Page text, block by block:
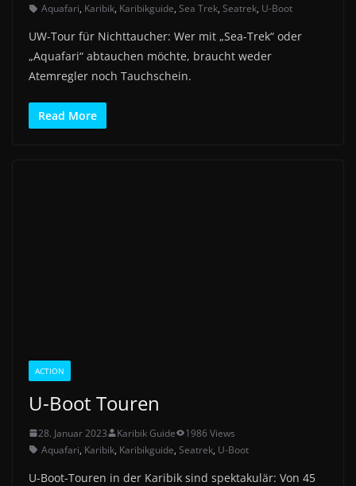
Aquafari, Karibik, Karibikguide, Sea Trek, Seatrek, U-Boot
UW-Tour für Nichttaucher: Wer mit „Sea-Trek“ oder
„Aquafari“ abtauchen möchte, braucht weder
Atemregler noch Tauchschein.
Read More
ACTION
U-Boot Touren
28. Januar 2023 Karibik Guide
1986 Views
Aquafari, Karibik, Karibikguide, Seatrek, U-Boot
U-Boot-Touren in der Karibik sind spektakulär: Von 45